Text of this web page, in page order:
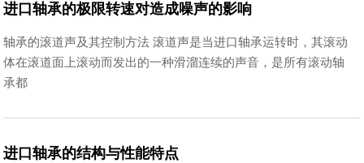
进口轴承的极限转速对造成噪声的影响
轴承的滚道声及其控制方法 滚道声是当进口轴承运转时，其滚动
体在滚道面上滚动而发出的一种滑溜连续的声音，是所有滚动轴
承都
进口轴承的结构与性能特点